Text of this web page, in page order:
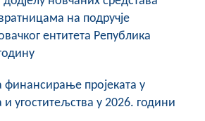
на подручје
ентитета Република
финансирање пројеката у
угоститељства у 2026. години